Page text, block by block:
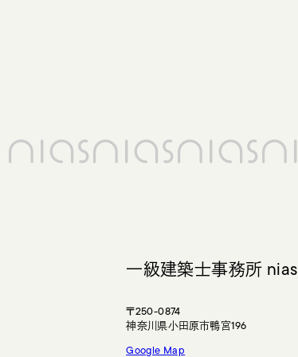
一級建築士事務所 nias
〒250-0874
神奈川県小田原市鴨宮196
Google Map